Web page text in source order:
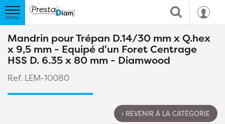
Mandrin pour Trépan D.14/30 mm x Q.hex
x 9,5 mm - Equipé d'un Foret Centrage
HSS D. 6.35 x 80 mm - Diamwood
Ref. LEM-10080
‹ REVENIR À LA CATÉGORIE